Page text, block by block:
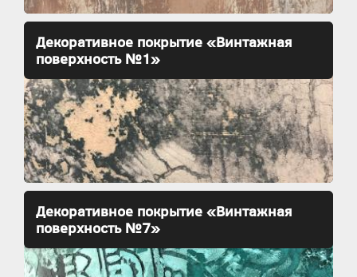
Декоративное покрытие «Винтажная
поверхность №1»
Декоративное покрытие «Винтажная
поверхность №7»